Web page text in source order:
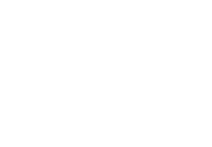
UV Perfect Milk Super Water Proof 60ml Nhật
UV Perfect Essence Super Water Proof 110g Nhật